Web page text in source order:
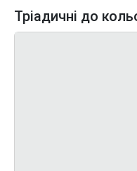
Тріадичні до